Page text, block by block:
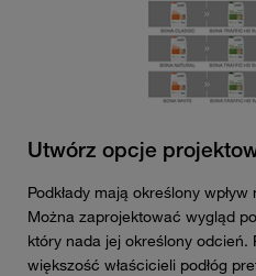
Utwórz opcje
Podkłady mają określony
Można zaprojektować wygląd
który nada jej określony odcień.
większość właścicieli podłóg